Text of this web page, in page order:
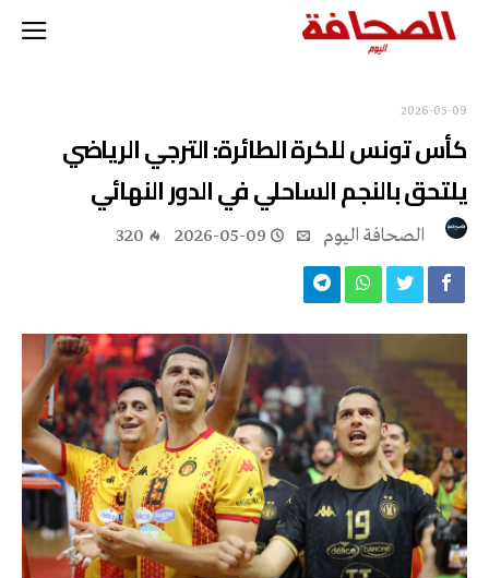
2026-05-09
كأس تونس للكرة الطائرة: الترجي الرياضي
يلتحق بالنجم الساحلي في الدور النهائي
2026-05-09
320